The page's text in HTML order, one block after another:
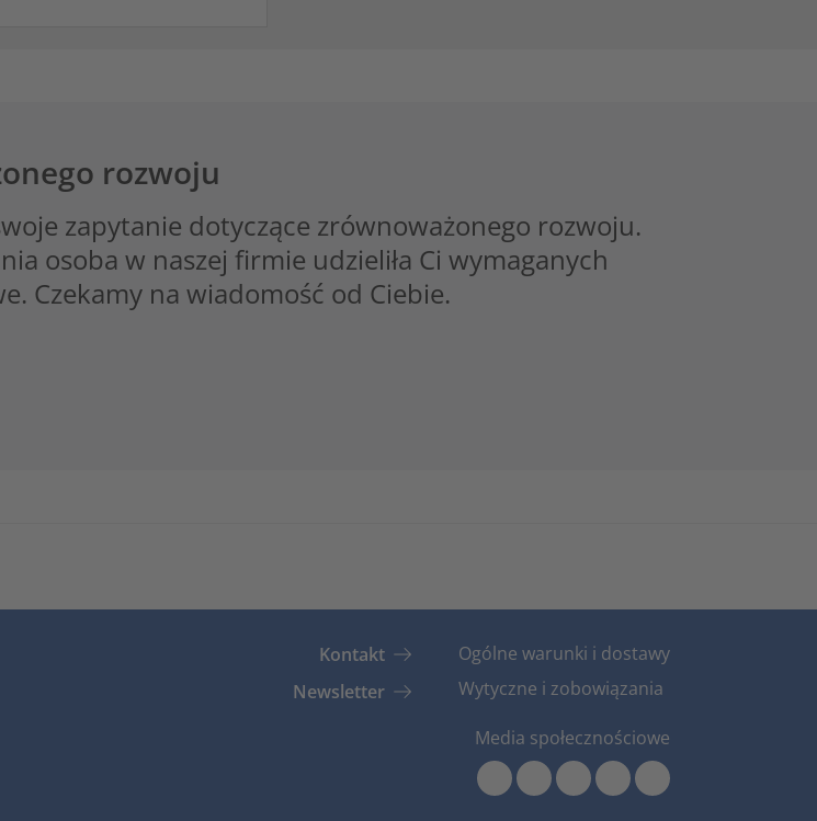
rozwoju
zapytanie dotyczące zrównoważonego rozwoju.
osoba w naszej firmie udzieliła Ci wymaganych
Czekamy na wiadomość od Ciebie.
Kontakt
Newsletter
Ogólne warunki i dostawy
Wytyczne i zobowiązania
Media społecznościowe